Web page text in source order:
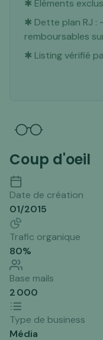
✱ Éléments
✱ Dette plan RJ :
remboursables
✱ Listing vérifié
Coup d'oeil
Date de création
01/2015
Trafic organique
80%
Base mails
2 000
Type de business
Média